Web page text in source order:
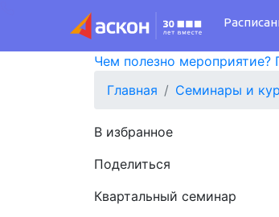
Чем полезно мероприятие?
Главная
Семинары и
В избранное
Поделиться
Квартальный семинар